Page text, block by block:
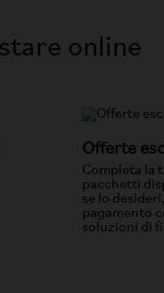
online
Offerte
Completa la
pacchetti
se lo
pagamento
soluzioni di